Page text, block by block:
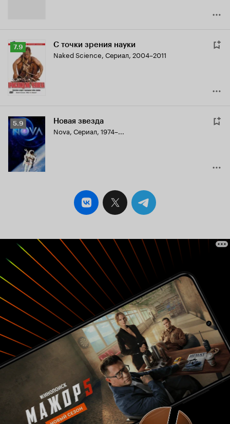
Рейтинг
Кинопоиска
7.9
7.9 С точки зрения науки
Naked Science, Сериал, 2004–2011
Рейтинг
Кинопоиска
5.9
5.9 Новая звезда
Nova, Сериал, 1974–...